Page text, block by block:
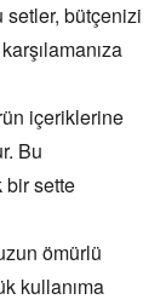
setler, bütçenizi
içeriklerine
Bu
bir sette
ömürlü
kullanıma